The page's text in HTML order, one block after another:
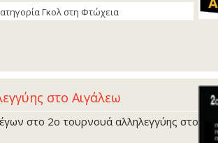
Γκoλ στη Φτώχεια
στο Αιγάλεω
στο 2ο τουρνουά αλληλεγγύης στο